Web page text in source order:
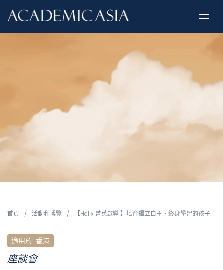
首頁 / 活動和博覽 / 【Helix 菁英啟導 】培育獨立自主、終身學習的孩子
適用於 :香港
座談會